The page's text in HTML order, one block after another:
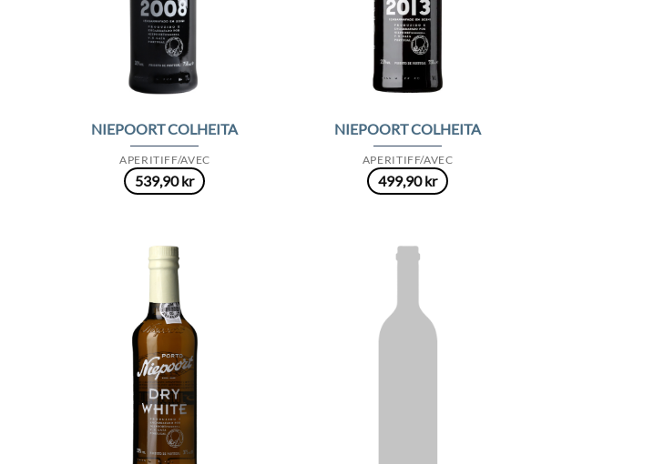
APERITIFF/AVEC
NIEPOORT COLHEITA
539,90kr
APERITIFF/AVEC
NIEPOORT COLHEITA
499,90kr